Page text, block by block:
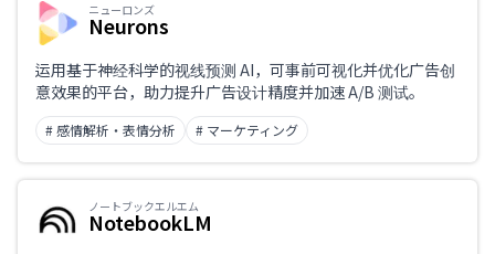
ニューロンズ
Neurons
运用基于神经科学的视线预测 AI，可事前可视化并优化广告创
意效果的平台，助力提升广告设计精度并加速 A/B 测试。
# 感情解析・表情分析 # マーケティング
ノートブックエルエム
NotebookLM